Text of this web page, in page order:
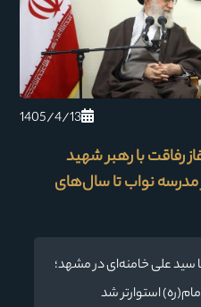
1405/4/13
رفاقت با رهبر شهید
مدرسه نواب تا سال‌های
علی خامنه‌ای در مشهد؛
استوارتر شد